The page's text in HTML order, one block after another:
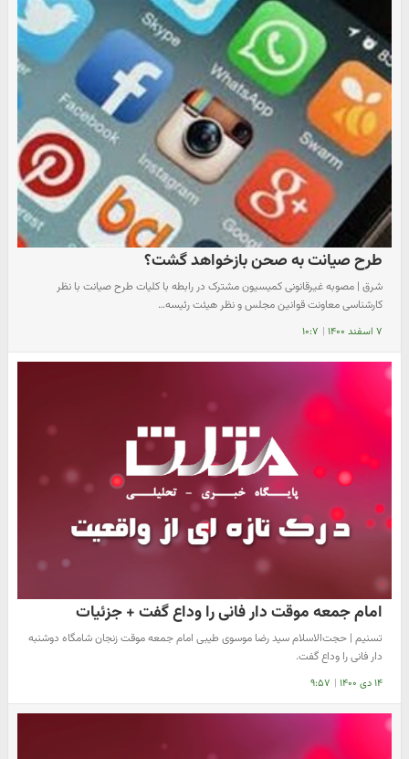
طرح صیانت به صحن بازخواهد گشت؟
شرق | مصوبه غیرقانونی کمیسیون مشترک در رابطه با کلیات طرح صیانت با نظر
کارشناسی معاونت قوانین مجلس و نظر هیئت رئیسه…
۷ اسفند ۱۴۰۰ | ۱۰:۷
امام جمعه موقت دار فانی را وداع گفت + جزئیات
تسنیم | حجت‌الاسلام سید رضا موسوی طیبی امام جمعه موقت زنجان شامگاه دوشنبه
دار فانی را وداع گفت.
۱۴ دی ۱۴۰۰ | ۹:۵۷